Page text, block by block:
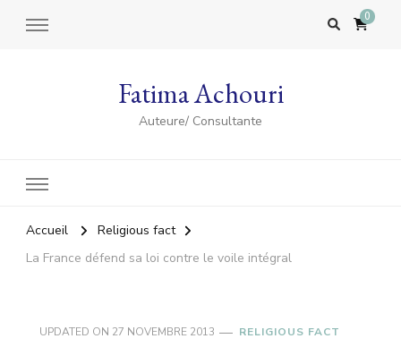
0
Fatima Achouri
Auteure/ Consultante
Accueil
Religious fact
La France défend sa loi contre le voile intégral
UPDATED ON 27 NOVEMBRE 2013 RELIGIOUS FACT